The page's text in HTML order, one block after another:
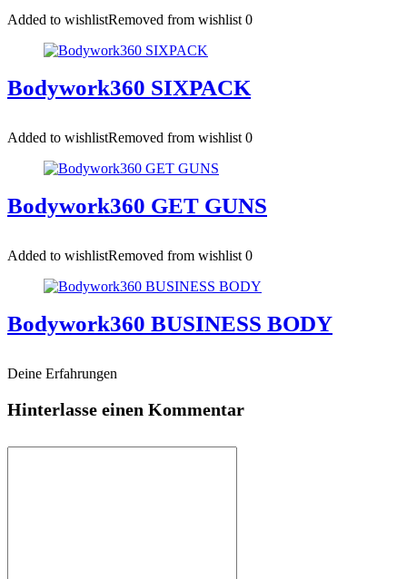
Added to wishlistRemoved from wishlist 0
Bodywork360 SIXPACK
Added to wishlistRemoved from wishlist 0
Bodywork360 GET GUNS
Added to wishlistRemoved from wishlist 0
Bodywork360 BUSINESS BODY
Deine Erfahrungen
Hinterlasse einen Kommentar